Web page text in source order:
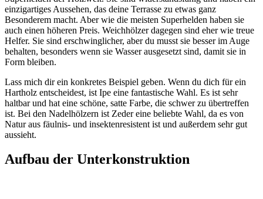
einzigartiges Aussehen, das deine Terrasse zu etwas ganz
Besonderem macht. Aber wie die meisten Superhelden haben sie
auch einen höheren Preis. Weichhölzer dagegen sind eher wie treue
Helfer. Sie sind erschwinglicher, aber du musst sie besser im Auge
behalten, besonders wenn sie Wasser ausgesetzt sind, damit sie in
Form bleiben.
Lass mich dir ein konkretes Beispiel geben. Wenn du dich für ein
Hartholz entscheidest, ist Ipe eine fantastische Wahl. Es ist sehr
haltbar und hat eine schöne, satte Farbe, die schwer zu übertreffen
ist. Bei den Nadelhölzern ist Zeder eine beliebte Wahl, da es von
Natur aus fäulnis- und insektenresistent ist und außerdem sehr gut
aussieht.
Aufbau der Unterkonstruktion